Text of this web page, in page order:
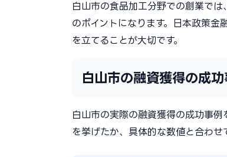
白山市の食品加工分野での創業で
のポイントになります。日本政策
を立てることが大切です。
白山市の融資獲得の成功
白山市の実際の融資獲得の成功事
を挙げたか、具体的な数値と合わせ